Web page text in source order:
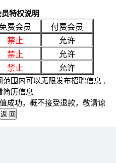
特权说明
免费会员
付费会员
禁止
允许
禁止
允许
禁止 允许
围内可以无限发布招聘信息 ,
简历信息
成功，概不接受退款，敬请谅